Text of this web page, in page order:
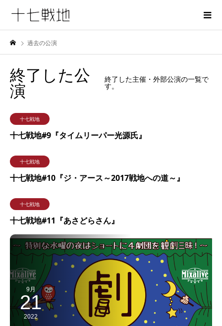
過去の公演
終了した公
演
終了した主催・外部公演の一覧で
す。
11
2016
十七戦地
十七戦地#9『タイムリーパー光源氏』
12月
2017
十七戦地
十七戦地#10『ジ・アース～2017戦地への道～』
5月
2019
十七戦地
十七戦地#11『あさどらさん』
9月
21
2022